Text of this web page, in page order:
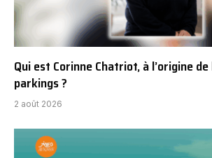
Qui est Corinne Chatriot, à l’origine
parkings ?
2 août 2026